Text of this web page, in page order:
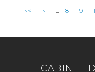
<< < ... 8 9
CABINET